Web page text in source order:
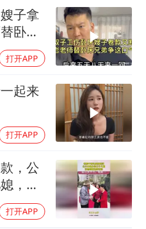
东航：国内客票提前14天免费退改
基础开新局
子拿
卧床
打开APP
起来
打开APP
，公
，没
打开APP